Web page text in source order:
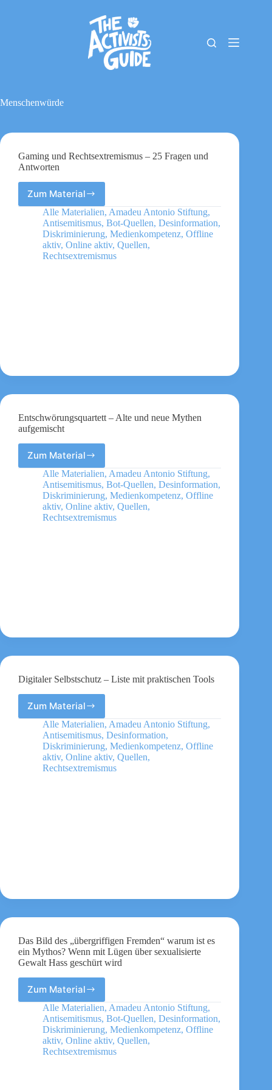
Impressum
Menschenwürde
Gaming und Rechtsextremismus – 25 Fragen und
Antworten
Zum Material
Gaming
und
Rechtsextremismus
–
25
Fragen
Alle Materialien, Amadeu Antonio Stiftung,
Antisemitismus, Bot-Quellen, Desinformation,
Diskriminierung, Medienkompetenz, Offline
aktiv, Online aktiv, Quellen,
Rechtsextremismus
Entschwörungsquartett – Alte und neue Mythen
aufgemischt
Zum MaterialEntschwörungsquartett
–
Alte
und
neue
Mythen
Alle Materialien, Amadeu Antonio Stiftung,
Antisemitismus, Bot-Quellen, Desinformation,
Diskriminierung, Medienkompetenz, Offline
aktiv, Online aktiv, Quellen,
Rechtsextremismus
Digitaler Selbstschutz – Liste mit praktischen Tools
Zum Material
Digitaler
Selbstschutz
–
Liste
mit
praktischen
Alle Materialien, Amadeu Antonio Stiftung,
Antisemitismus, Desinformation,
Diskriminierung, Medienkompetenz, Offline
aktiv, Online aktiv, Quellen,
Rechtsextremismus
Das Bild des „übergriffigen Fremden“ warum ist es
ein Mythos? Wenn mit Lügen über sexualisierte
Gewalt Hass geschürt wird
Zum Material
Das
Bild
des
„übergriffigen
Fremden“
warum
Alle Materialien, Amadeu Antonio Stiftung,
Antisemitismus, Bot-Quellen, Desinformation,
Diskriminierung, Medienkompetenz, Offline
aktiv, Online aktiv, Quellen,
Rechtsextremismus